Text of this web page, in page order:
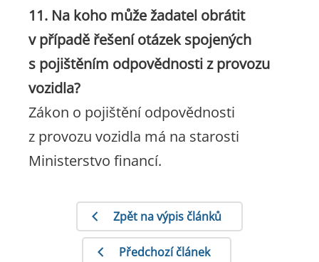
11. Na koho může žadatel obrátit
v případě řešení otázek spojených
s pojištěním odpovědnosti z provozu
vozidla?
Zákon o pojištění odpovědnosti
z provozu vozidla má na starosti
Ministerstvo financí.
Zpět na výpis článků
Předchozí článek